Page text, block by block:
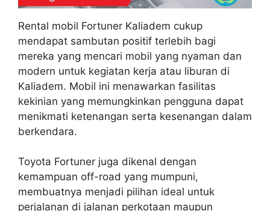
Rental mobil Fortuner Kaliadem cukup
mendapat sambutan positif terlebih bagi
mereka yang mencari mobil yang nyaman dan
modern untuk kegiatan kerja atau liburan di
Kaliadem. Mobil ini menawarkan fasilitas
kekinian yang memungkinkan pengguna dapat
menikmati ketenangan serta kesenangan dalam
berkendara.
Toyota Fortuner juga dikenal dengan
kemampuan off-road yang mumpuni,
membuatnya menjadi pilihan ideal untuk
perjalanan di jalanan perkotaan maupun